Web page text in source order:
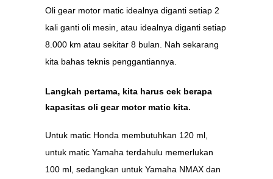
Oli gear motor matic idealnya diganti setiap 2
kali ganti oli mesin, atau idealnya diganti setiap
8.000 km atau sekitar 8 bulan. Nah sekarang
kita bahas teknis penggantiannya.
Langkah pertama, kita harus cek berapa
kapasitas oli gear motor matic kita.
Untuk matic Honda membutuhkan 120 ml,
untuk matic Yamaha terdahulu memerlukan
100 ml, sedangkan untuk Yamaha NMAX dan